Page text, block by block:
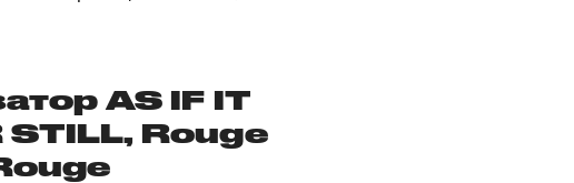
AS IF IT
STILL, Rouge